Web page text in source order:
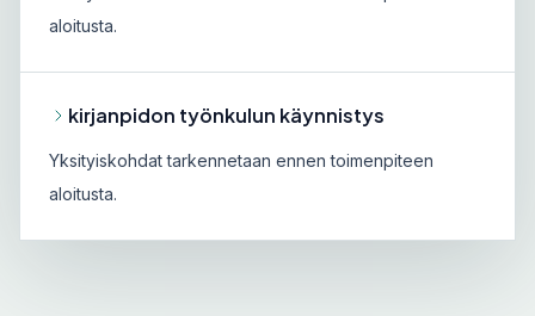
aloitusta.
kirjanpidon työnkulun käynnistys
Yksityiskohdat tarkennetaan ennen toimenpiteen
aloitusta.